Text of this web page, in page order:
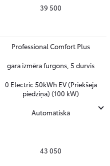
39 500
Professional Comfort Plus
gara izmēra furgons, 5 durvis
0 Electric 50kWh EV (Priekšējā
piedziņa) (100 kW)
Automātiskā
43 050